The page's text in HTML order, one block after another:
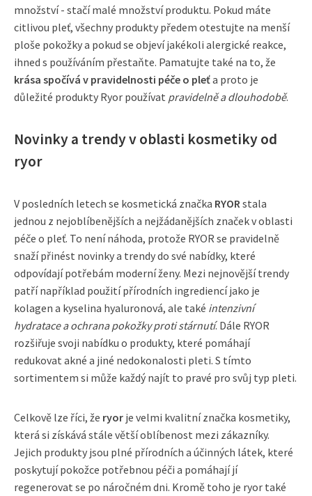
množství - stačí malé množství produktu. Pokud máte
citlivou pleť, všechny produkty předem otestujte na menší
ploše pokožky a pokud se objeví jakékoli alergické reakce,
ihned s používáním přestaňte. Pamatujte také na to, že
krása spočívá v pravidelnosti péče o pleťa proto je
důležité produkty Ryor používat pravidelně a dlouhodobě.
Novinky a trendy v oblasti kosmetiky od
ryor
V posledních letech se kosmetická značka RYOR stala
jednou z nejoblíbenějších a nejžádanějších značek v oblasti
péče o pleť. To není náhoda, protože RYOR se pravidelně
snaží přinést novinky a trendy do své nabídky, které
odpovídají potřebám moderní ženy. Mezi nejnovější trendy
patří například použití přírodních ingrediencí jako je
kolagen a kyselina hyaluronová, ale také intenzivní
hydratace a ochrana pokožky proti stárnutí. Dále RYOR
rozšiřuje svoji nabídku o produkty, které pomáhají
redukovat akné a jiné nedokonalosti pleti. S tímto
sortimentem si může každý najít to pravé pro svůj typ pleti.
Celkově lze říci, že ryor je velmi kvalitní značka kosmetiky,
která si získává stále větší oblíbenost mezi zákazníky.
Jejich produkty jsou plné přírodních a účinných látek, které
poskytují pokožce potřebnou péči a pomáhají jí
regenerovat se po náročném dni. Kromě toho je ryor také